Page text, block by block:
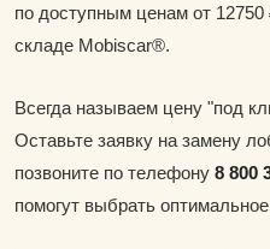
по доступным ценам от
складе Mobiscar®.
Всегда называем цену "под
Оставьте заявку на замену
позвоните по телефону 8 800
помогут выбрать